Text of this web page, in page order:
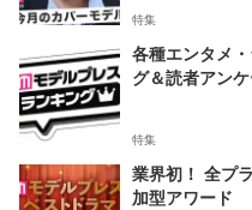
特集
各種エンタメ
グ＆読者アン
特集
業界初！ 全プ
加型アワード